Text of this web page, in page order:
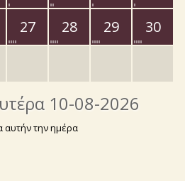
27 28 29
30
10-08-2026
αυτήν την ημέρα